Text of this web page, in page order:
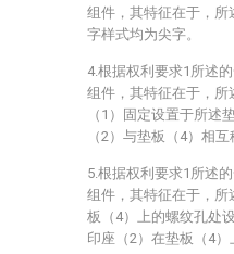
组件，其特征在于，所
字样式均为尖字。
4.根据权利要求1所述
组件，其特征在于，所
（1）固定设置于所述
（2）与垫板（4）相互
5.根据权利要求1所述
组件，其特征在于，
板（4）上的螺纹孔处
印座（2）在垫板（4）